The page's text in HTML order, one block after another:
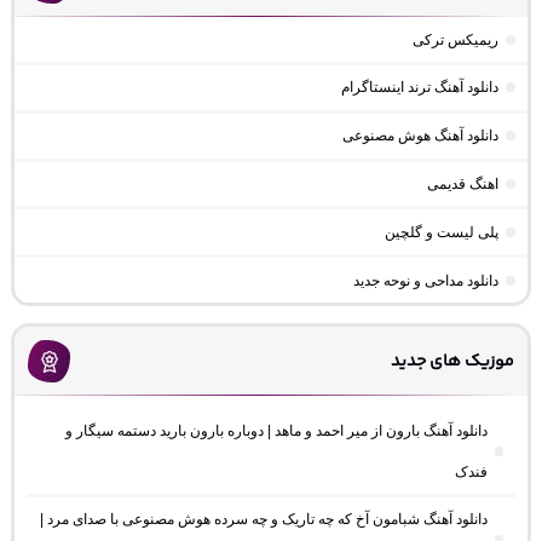
ریمیکس ترکی
دانلود آهنگ ترند اینستاگرام
دانلود آهنگ هوش مصنوعی
اهنگ قدیمی
پلی لیست و گلچین
دانلود مداحی و نوحه جدید
موزیک های جدید
دانلود آهنگ بارون از میر احمد و ماهد | دوباره بارون بارید دستمه سیگار و
فندک
دانلود آهنگ شبامون آخ که چه تاریک و چه سرده هوش مصنوعی با صدای مرد |